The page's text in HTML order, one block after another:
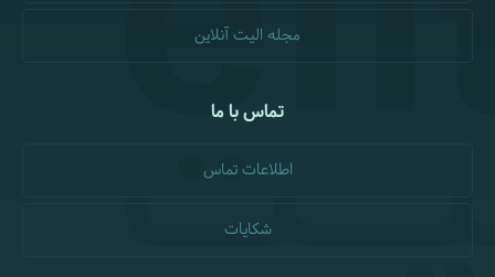
مجله الیت آنلاین
تماس با ما
اطلاعات تماس
شکایات